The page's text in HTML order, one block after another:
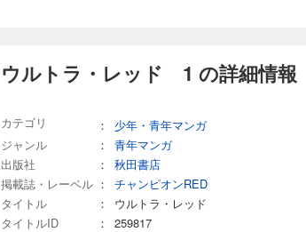
ウルトラ・レッド 1 の詳細情報
カテゴリ ：
少年・青年マンガ
ジャンル
：
青年マンガ
出版社
：
秋田書店
掲載誌・レーベル ：
チャンピオンRED
タイトル
：
ウルトラ・レッド
タイトルID
：
259817